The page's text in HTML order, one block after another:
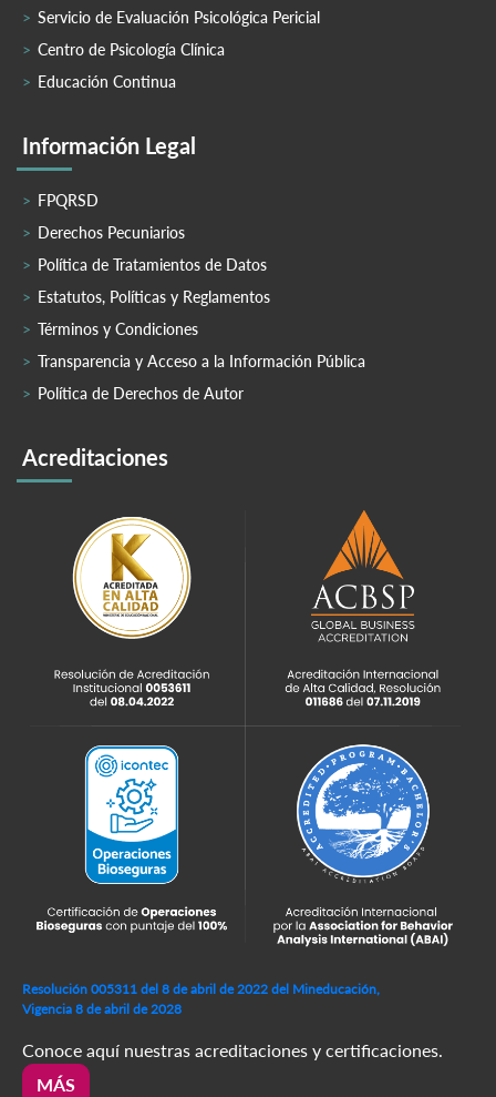
Servicio de Evaluación Psicológica Pericial
Centro de Psicología Clínica
Educación Continua
Información Legal
FPQRSD
Derechos Pecuniarios
Política de Tratamientos de Datos
Estatutos, Políticas y Reglamentos
Términos y Condiciones
Transparencia y Acceso a la Información Pública
Política de Derechos de Autor
Acreditaciones
Resolución 005311 del 8 de abril de 2022 del Mineducación,
Vigencia 8 de abril de 2028
Conoce aquí nuestras acreditaciones y certificaciones.
MÁS